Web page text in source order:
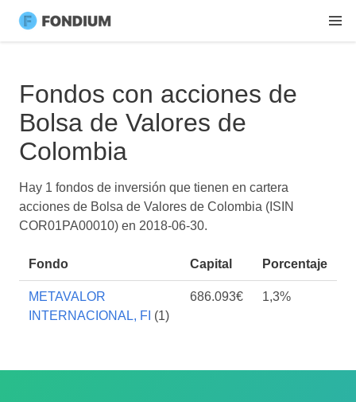
Fondos con acciones de
Bolsa de Valores de
Colombia
Hay 1 fondos de inversión que tienen en cartera
acciones de Bolsa de Valores de Colombia (ISIN
COR01PA00010) en 2018-06-30.
Fondo Capital Porcentaje
METAVALOR
INTERNACIONAL, FI (1)
686.093€ 1,3%